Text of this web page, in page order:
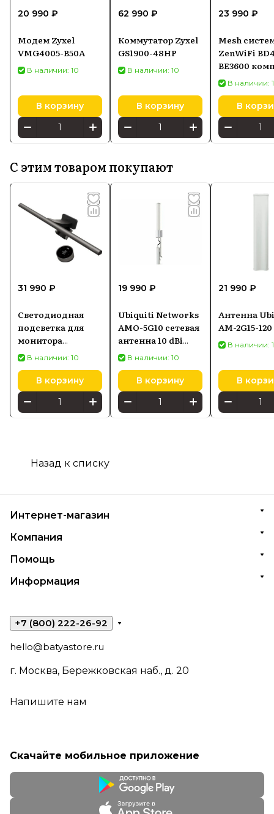
20 990 ₽
Модем Zyxel
VMG4005-B50A
В наличии: 10
В корзину
62 990 ₽
Коммутатор Zyxel
GS1900-48HP
В наличии: 10
В корзину
23 990 ₽
Mesh
ZenWiFi
BE3600
шт белый
В наличии:
В
С этим товаром покупают
31 990 ₽
Светодиодная
подсветка для
монитора
SCREENBAR HALO
2
В наличии: 10
В корзину
19 990 ₽
Ubiquiti Networks
AMO-5G10 сетевая
антенна 10 dBi
Секторная
антенна
В наличии: 10
В корзину
21 990 ₽
Антенна
AM-2G15-120
В наличии:
В
Назад к списку
Интернет-магазин
Компания
Помощь
Информация
+7 (800) 222-26-92
hello@batyastore.ru
г. Москва, Бережковская наб., д. 20
Напишите нам
Скачайте мобильное приложение